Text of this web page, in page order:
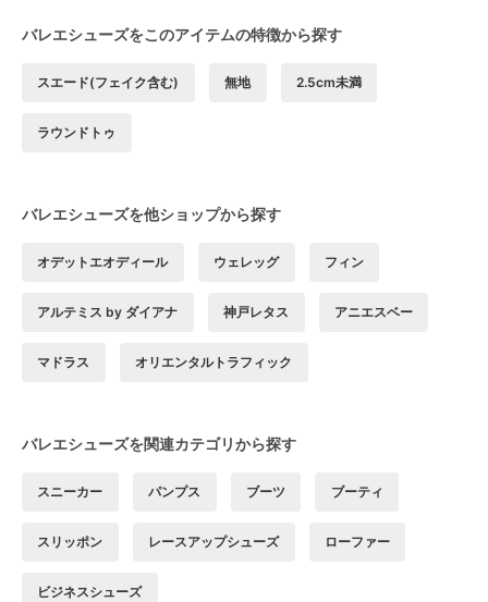
バレエシューズをこのアイテムの特徴から探す
スエード(フェイク含む) 無地 2.5cm未満
ラウンドトゥ
バレエシューズを他ショップから探す
オデットエオディール ウェレッグ フィン
アルテミス by ダイアナ 神戸レタス アニエスベー
マドラス オリエンタルトラフィック
バレエシューズを関連カテゴリから探す
スニーカー パンプス ブーツ ブーティ
スリッポン レースアップシューズ ローファー
ビジネスシューズ